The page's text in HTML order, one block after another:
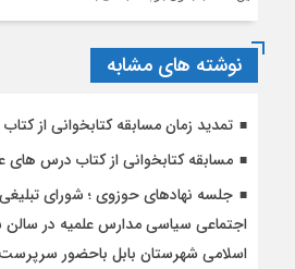
نوشته های مشابه
تمدید زمان مسابقه کتابخوانی از
مسابقه کتابخوانی از کتاب درس های
جلسه نهادهای حوزوی ؛ شورای
اجتماعی سیاسی مدارس علمیه در سالن
اسلامی شهرستان بابل باحضور سرپرست